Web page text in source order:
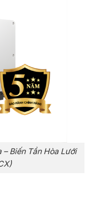
Biến Tần Hòa Lưới